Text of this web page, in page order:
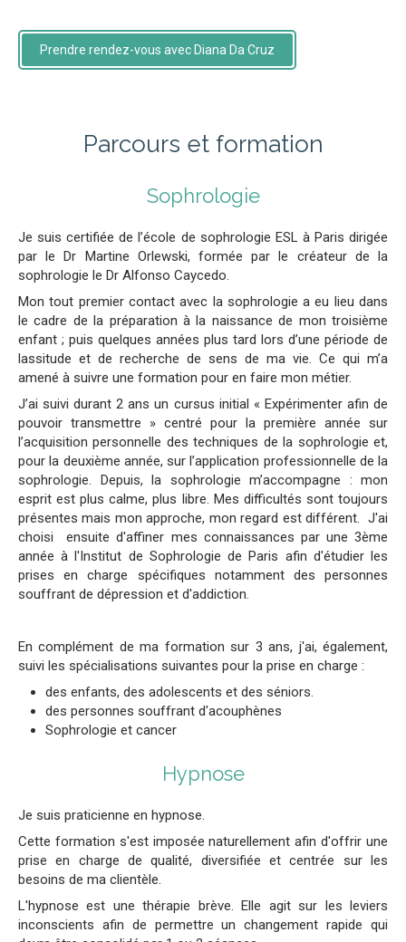
Prendre rendez-vous avec Diana Da Cruz
Parcours et formation
Sophrologie
Je suis certifiée de l’école de sophrologie ESL à Paris dirigée
par le Dr Martine Orlewski, formée par le créateur de la
sophrologie le Dr Alfonso Caycedo.
Mon tout premier contact avec la sophrologie a eu lieu dans
le cadre de la préparation à la naissance de mon troisième
enfant ; puis quelques années plus tard lors d’une période de
lassitude et de recherche de sens de ma vie. Ce qui m’a
amené à suivre une formation pour en faire mon métier.
J’ai suivi durant 2 ans un cursus initial « Expérimenter afin de
pouvoir transmettre » centré pour la première année sur
l’acquisition personnelle des techniques de la sophrologie et,
pour la deuxième année, sur l’application professionnelle de la
sophrologie. Depuis, la sophrologie m’accompagne : mon
esprit est plus calme, plus libre. Mes difficultés sont toujours
présentes mais mon approche, mon regard est différent. J'ai
choisi ensuite d'affiner mes connaissances par une 3ème
année à l'Institut de Sophrologie de Paris afin d'étudier les
prises en charge spécifiques notamment des personnes
souffrant de dépression et d'addiction.
En complément de ma formation sur 3 ans, j'ai, également,
suivi les spécialisations suivantes pour la prise en charge :
des enfants, des adolescents et des séniors.
des personnes souffrant d'acouphènes
Sophrologie et cancer
Hypnose
Je suis praticienne en hypnose.
Cette formation s'est imposée naturellement afin d'offrir une
prise en charge de qualité, diversifiée et centrée sur les
besoins de ma clientèle.
L'hypnose est une thérapie brève. Elle agit sur les leviers
inconscients afin de permettre un changement rapide qui